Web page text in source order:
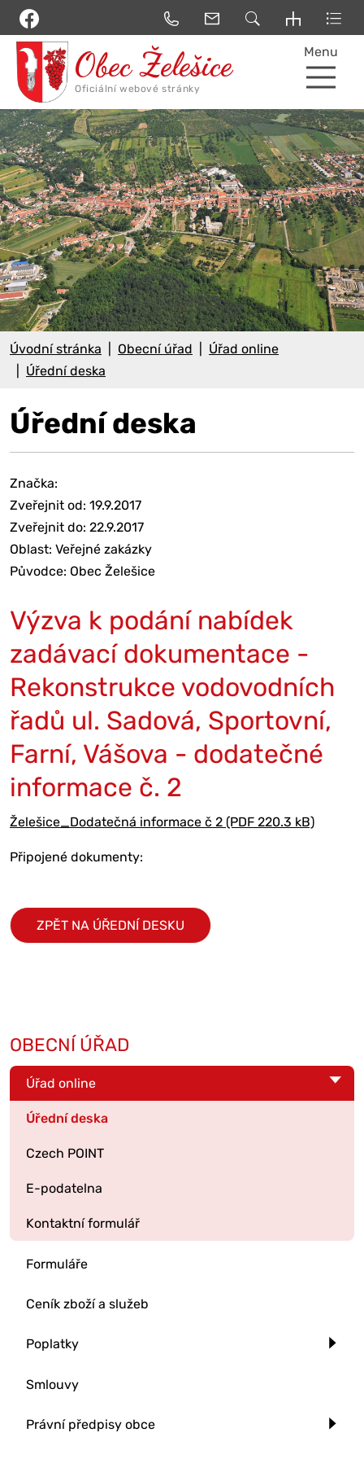
Menu
Úvodní stránka Obecní úřad
Úřad online
Úřední deska
Úřední deska
Značka:
Zveřejnit od: 19.9.2017
Zveřejnit do: 22.9.2017
Oblast: Veřejné zakázky
Původce: Obec Želešice
Výzva k podání nabídek
zadávací dokumentace -
Rekonstrukce vodovodních
řadů ul. Sadová, Sportovní,
Farní, Vášova - dodatečné
informace č. 2
Želešice_Dodatečná informace č 2 (PDF 220.3 kB)
Připojené dokumenty:
ZPĚT NA ÚŘEDNÍ DESKU
OBECNÍ ÚŘAD
Úřad online
Úřední deska
Czech POINT
E-podatelna
Kontaktní formulář
Formuláře
Ceník zboží a služeb
Poplatky
Smlouvy
Právní předpisy obce